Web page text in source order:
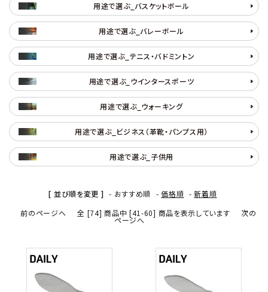
用途で選ぶ_バスケットボール
用途で選ぶ_バレーボール
用途で選ぶ_テニス・バドミントン
用途で選ぶ_ウインタースポーツ
用途で選ぶ_ウォーキング
用途で選ぶ_ビジネス（革靴・パンプス用）
用途で選ぶ_子供用
[ 並び順を変更 ] - おすすめ順 -価格順 -新着順
前のページへ
全 [74] 商品中 [41-60] 商品を表示しています 次の
ページへ